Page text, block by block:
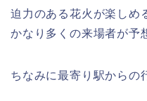
迫力のある花火が楽しめ
かなり多くの来場者が予
ちなみに最寄り駅からの